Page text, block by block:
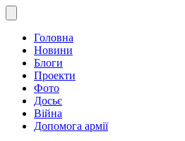
Головна
Новини
Блоги
Проекти
Фото
Досьє
Війна
Допомога армії